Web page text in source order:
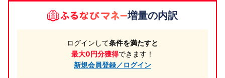
増量の内訳
ログインして条件を満たすと
最大0円分獲得できます！
新規会員登録／ログイン